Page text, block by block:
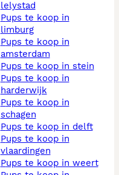
lelystad
pups te koop in
limburg
pups te koop in
amsterdam
pups te koop in stein
pups te koop in
harderwijk
pups te koop in
schagen
pups te koop in delft
pups te koop in
vlaardingen
pups te koop in weert